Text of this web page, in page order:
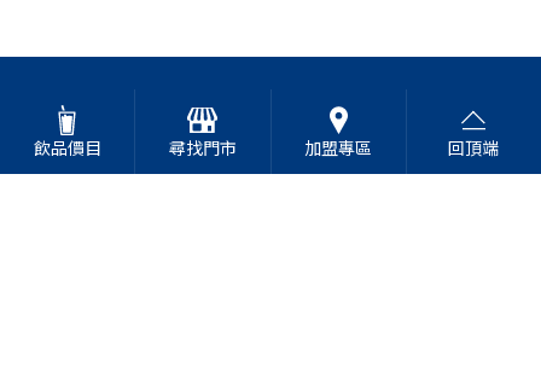
高山青茶專賣店
飲品價目 尋找門市 加盟專區 回頂端